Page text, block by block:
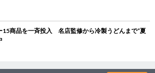
15商品を一斉投入 名店監修から冷製うどんまで“夏